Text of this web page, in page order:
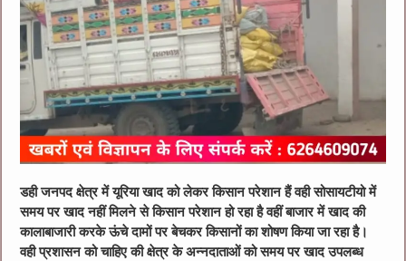
डही जनपद क्षेत्र में यूरिया खाद को लेकर किसान परेशान हैं वही सोसायटीयो में
समय पर खाद नहीं मिलने से किसान परेशान हो रहा है वहीं बाजार में खाद की
कालाबाजारी करके ऊंचे दामों पर बेचकर किसानों का शोषण किया जा रहा है।
वही प्रशासन को चाहिए की क्षेत्र के अन्नदाताओं को समय पर खाद उपलब्ध